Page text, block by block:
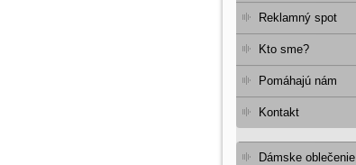
Reklamný spot
Kto sme?
Pomáhajú nám
Kontakt
Dámske oblečenie